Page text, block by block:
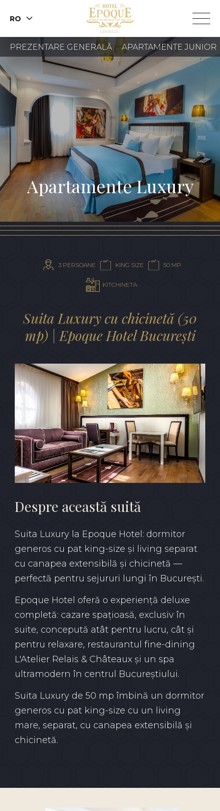
RO
REZERVAȚI O
CAMERĂ
REZERVĂ O
MASĂ
CADOU
PREZENTARE GENERALĂ APARTAMENTE JUNIOR
Apartamente Luxury
3 PERSOANE KING SIZE 50 MP
KITCHINETA
Suita Luxury cu chicinetă (50
mp) | Epoque Hotel București
Despre această suită
Suita Luxury la Epoque Hotel: dormitor
generos cu pat king-size și living separat
cu canapea extensibilă și chicinetă —
perfectă pentru sejururi lungi în București.
Epoque Hotel oferă o experiență deluxe
completă: cazare spațioasă, exclusiv în
suite, concepută atât pentru lucru, cât și
pentru relaxare, restaurantul fine-dining
L'Atelier Relais & Châteaux și un spa
ultramodern în centrul Bucureștiului.
Suita Luxury de 50 mp îmbină un dormitor
generos cu pat king-size cu un living
mare, separat, cu canapea extensibilă și
chicinetă.